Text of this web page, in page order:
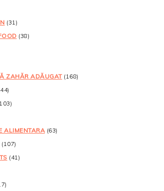
(31)
(38)
ZAHĂR ADĂUGAT(168)
ALIMENTARA (63)
(107)
(41)